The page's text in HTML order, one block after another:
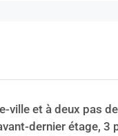
ville et à deux pas
dernier étage, 3